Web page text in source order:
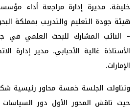
خليفة، مديرة إدارة مراجعة أداء
هيئة جودة التعليم والتدريب بمملكة
– النائب المشارك للبحث العلمي في
الأستاذة غالية الأحبابي، مدير إدارة
الإمارات.
وتناولت الجلسة خمسة محاور رئيسية
حيث ناقش المحور الأول دور